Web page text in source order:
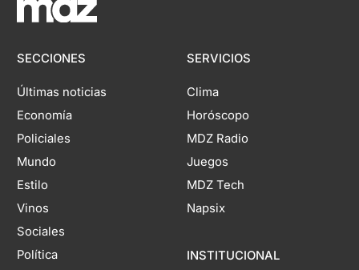
SECCIONES
Últimas noticias
Economía
Policiales
Mundo
Estilo
Vinos
Sociales
Política
SERVICIOS
Clima
Horóscopo
MDZ Radio
Juegos
MDZ Tech
Napsix
INSTITUCIONAL